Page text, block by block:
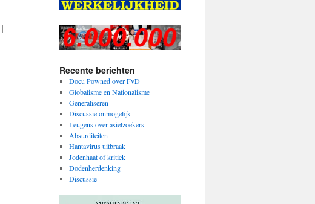
|
Recente berichten
Docu Powned over FvD
Globalisme en Nationalisme
Generaliseren
Discussie onmogelijk
Leugens over asielzoekers
Absurditeiten
Hantavirus uitbraak
Jodenhaat of kritiek
Dodenherdenking
Discussie